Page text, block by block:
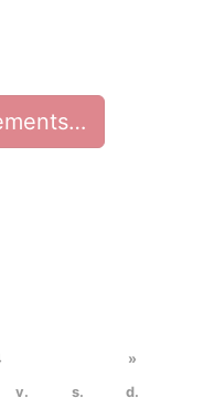
»
v. s. d.